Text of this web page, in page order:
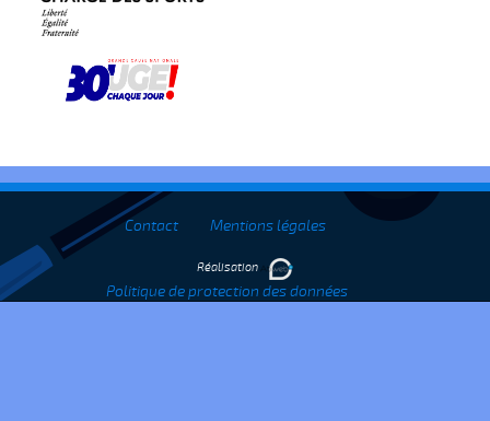
Contact Mentions légales
Politique de protection des données
Réalisation